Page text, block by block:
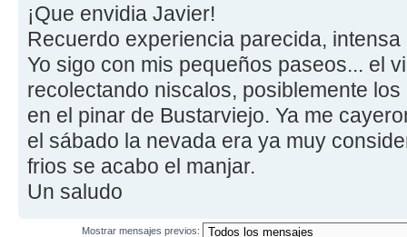
¡Que envidia Javier!
Recuerdo experiencia parecida,
Yo sigo con mis pequeños paseos... el
recolectando niscalos, posiblemente
en el pinar de Bustarviejo. Ya me
el sábado la nevada era ya muy
frios se acabo el manjar.
Un saludo
Mostrar mensajes previos: